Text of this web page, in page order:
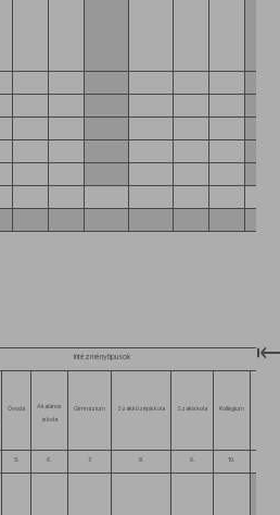
Intézménytípusok
Óvoda
Általános
iskola
Gimnázium Szakközépiskola Szakiskola Kollégium
5. 6. 7. 8. 9. 10.